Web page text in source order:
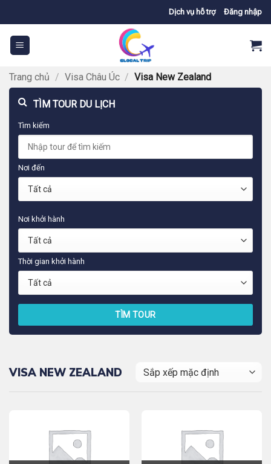
qua
nội
dung
Dịch vụ hỗ trợ Đăng nhập
Trang chủ / Visa Châu Úc / Visa New Zealand
TÌM TOUR DU LỊCH
Tìm kiếm
Nơi đến
Nơi khởi hành
Thời gian khởi hành
TÌM TOUR
VISA NEW ZEALAND